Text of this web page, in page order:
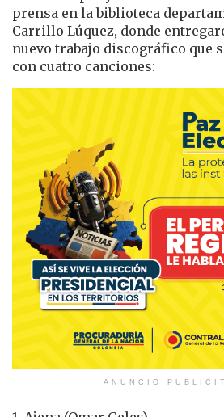
prensa en la biblioteca
Carrillo Lúquez, donde
nuevo trabajo discográfico que
con cuatro canciones:
ANUNCIO